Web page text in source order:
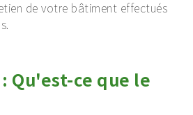
de votre bâtiment effectués
Qu'est-ce que le